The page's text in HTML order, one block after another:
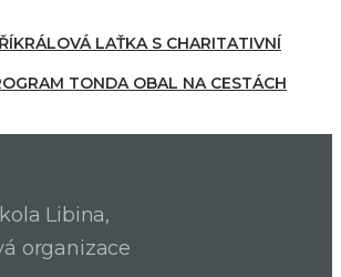
LAŤKA S CHARITATIVNÍ
TONDA OBAL NA CESTÁCH
Libina,
organizace